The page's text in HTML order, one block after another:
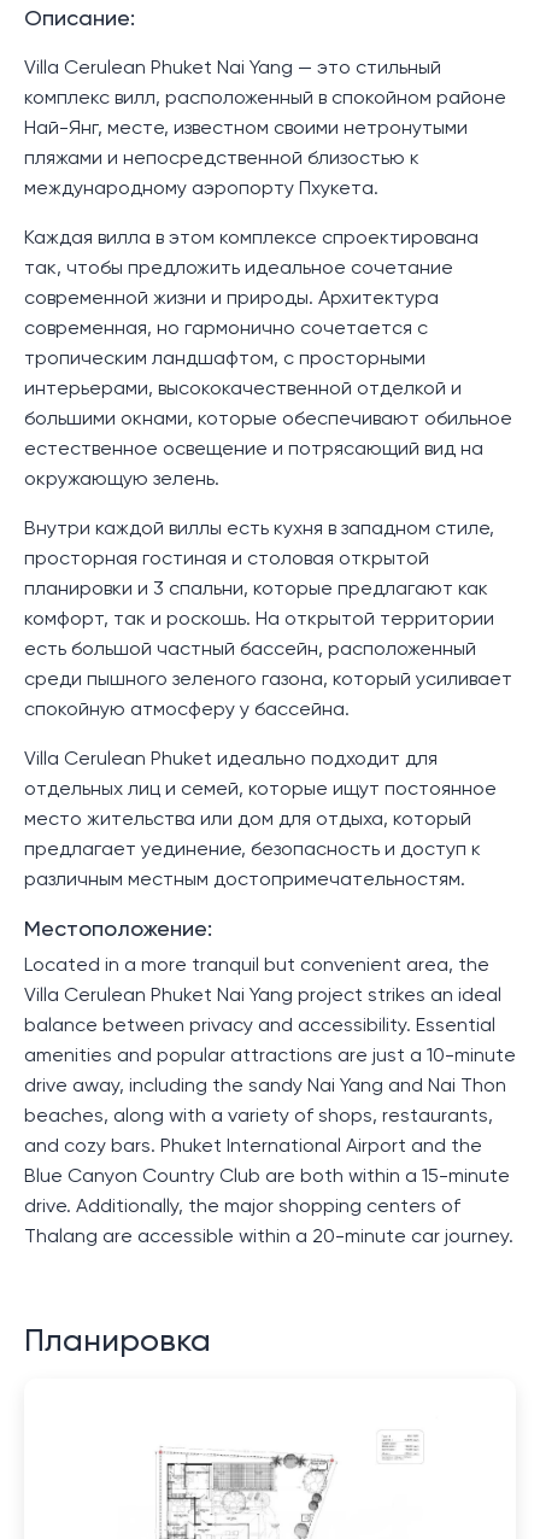
Описание:
Villa Cerulean Phuket Nai Yang — это стильный
комплекс вилл, расположенный в спокойном районе
Най-Янг, месте, известном своими нетронутыми
пляжами и непосредственной близостью к
международному аэропорту Пхукета.
Каждая вилла в этом комплексе спроектирована
так, чтобы предложить идеальное сочетание
современной жизни и природы. Архитектура
современная, но гармонично сочетается с
тропическим ландшафтом, с просторными
интерьерами, высококачественной отделкой и
большими окнами, которые обеспечивают обильное
естественное освещение и потрясающий вид на
окружающую зелень.
Внутри каждой виллы есть кухня в западном стиле,
просторная гостиная и столовая открытой
планировки и 3 спальни, которые предлагают как
комфорт, так и роскошь. На открытой территории
есть большой частный бассейн, расположенный
среди пышного зеленого газона, который усиливает
спокойную атмосферу у бассейна.
Villa Cerulean Phuket идеально подходит для
отдельных лиц и семей, которые ищут постоянное
место жительства или дом для отдыха, который
предлагает уединение, безопасность и доступ к
различным местным достопримечательностям.
Местоположение:
Located in a more tranquil but convenient area, the
Villa Cerulean Phuket Nai Yang project strikes an ideal
balance between privacy and accessibility. Essential
amenities and popular attractions are just a 10-minute
drive away, including the sandy Nai Yang and Nai Thon
beaches, along with a variety of shops, restaurants,
and cozy bars. Phuket International Airport and the
Blue Canyon Country Club are both within a 15-minute
drive. Additionally, the major shopping centers of
Thalang are accessible within a 20-minute car journey.
Планировка